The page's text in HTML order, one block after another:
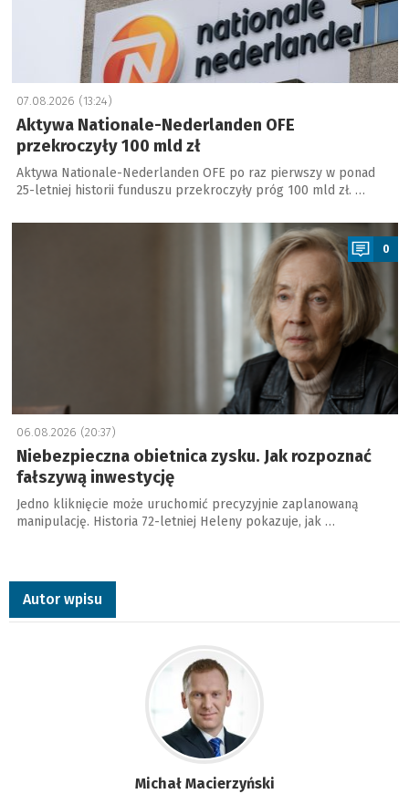
07.08.2026 (13:24)
Aktywa Nationale-Nederlanden OFE
przekroczyły 100 mld zł
Aktywa Nationale-Nederlanden OFE po raz pierwszy w ponad
25-letniej historii funduszu przekroczyły próg 100 mld zł. …
a
0
06.08.2026 (20:37)
Niebezpieczna obietnica zysku. Jak rozpoznać
fałszywą inwestycję
Jedno kliknięcie może uruchomić precyzyjnie zaplanowaną
manipulację. Historia 72-letniej Heleny pokazuje, jak …
Autor wpisu
Michał Macierzyński